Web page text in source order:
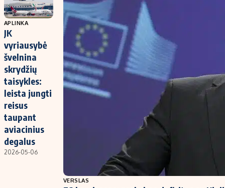
APLINKA
JK
vyriausybė
švelnina
skrydžių
taisykles:
leista jungti
reisus
taupant
aviacinius
degalus
2026-05-06
VERSLAS